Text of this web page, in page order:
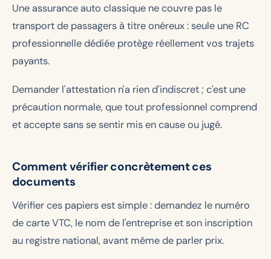
Une assurance auto classique ne couvre pas le
transport de passagers à titre onéreux : seule une RC
professionnelle dédiée protège réellement vos trajets
payants.
Demander l'attestation n'a rien d'indiscret ; c'est une
précaution normale, que tout professionnel comprend
et accepte sans se sentir mis en cause ou jugé.
Comment vérifier concrètement ces
documents
Vérifier ces papiers est simple : demandez le numéro
de carte VTC, le nom de l'entreprise et son inscription
au registre national, avant même de parler prix.